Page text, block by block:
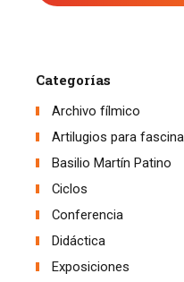
Categorías
Archivo fílmico
Artilugios para
Basilio Martín Patino
Ciclos
Conferencia
Didáctica
Exposiciones